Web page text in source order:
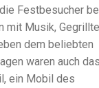
Festbesucher
mit Musik,
dem beliebten
waren auch
ein Mobil des